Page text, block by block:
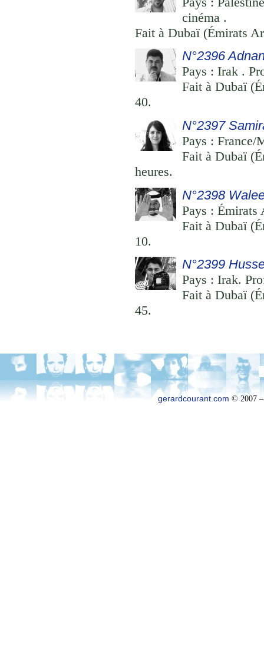
cinéma .
Fait à Dubaï (Émirats
N°2396
Pays : Irak .
Fait à Dubaï
40.
N°2397
Pays : France/
Fait à Dubaï
heures.
N°2398
Pays : Émirats
Fait à Dubaï
10.
N°2399
Pays : Irak.
Fait à Dubaï
45.
gerardcourant.com © 2007